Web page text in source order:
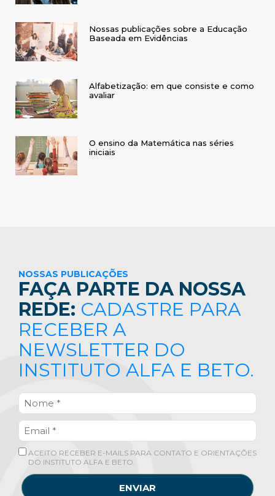
Nossas publicações sobre a Educação
Baseada em Evidências
Alfabetização: em que consiste e como
avaliar
O ensino da Matemática nas séries
iniciais
NOSSAS PUBLICAÇÕES
FAÇA PARTE DA NOSSA
REDE: CADASTRE PARA
RECEBER A
NEWSLETTER DO
INSTITUTO ALFA E BETO.
ACEITO RECEBER E-MAILS PARA CONTATO E ORIENTAÇÕES
DO INSTITUTO ALFA E BETO.
ENVIAR